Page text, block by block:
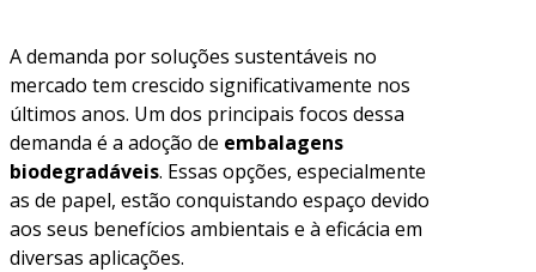
A demanda por soluções sustentáveis no
mercado tem crescido significativamente nos
últimos anos. Um dos principais focos dessa
demanda é a adoção de embalagens
biodegradáveis. Essas opções, especialmente
as de papel, estão conquistando espaço devido
aos seus benefícios ambientais e à eficácia em
diversas aplicações.